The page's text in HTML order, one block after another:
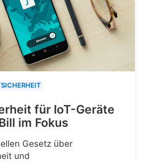
für IoT-Geräte
im Fokus
Gesetz über
und